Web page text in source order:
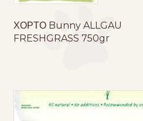
ΧΟΡΤΟ Bunny ALLGAU
FRESHGRASS 750gr